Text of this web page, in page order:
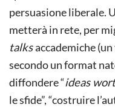
persuasione liberale.
metterà in rete, per
talksaccademiche
secondo un format
diffondere “ideas
le sfide”, “costruire